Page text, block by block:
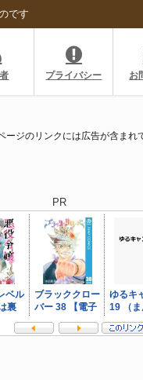
です
プライバシー お
ージのリンクには広告が含まれ
PR